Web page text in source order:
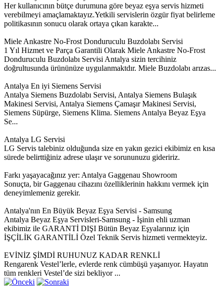
Her kullanıcının bütçe durumuna göre beyaz eşya servis hizmeti
verebilmeyi amaçlamaktayız.Yetkili servislerin özgür fiyat belirleme
politikasının sonucu olarak ortaya çıkan karakte...
Miele Ankastre No-Frost Donduruculu Buzdolabı Servisi
1 Yıl Hizmet ve Parça Garantili Olarak Miele Ankastre No-Frost
Donduruculu Buzdolabı Servisi Antalya sizin tercihiniz
doğrultusunda ürününüze uygulanmaktdır. Miele Buzdolabı arızas...
Antalya En iyi Siemens Servisi
Antalya Siemens Buzdolabı Servisi, Antalya Siemens Bulaşık
Makinesi Servisi, Antalya Siemens Çamaşır Makinesi Servisi,
Siemens Süpürge, Siemens Klima. Siemens Antalya Beyaz Eşya
Se...
Antalya LG Servisi
LG Servis talebiniz olduğunda size en yakın gezici ekibimiz en kısa
sürede belirttiğiniz adrese ulaşır ve sorununuzu gideririz.
Farkı yaşayacağınız yer: Antalya Gaggenau Showroom
Sonuçta, bir Gaggenau cihazını özelliklerinin hakkını vermek için
deneyimlemeniz gerekir.
Antalya'nın En Büyük Beyaz Eşya Servisi - Samsung
Antalya Beyaz Eşya Servisleri-Samsung - İşinin ehli uzman
ekibimiz ile GARANTİ DIŞI Bütün Beyaz Eşyalarınız için
İŞÇİLİK GARANTİLİ Özel Teknik Servis hizmeti vermekteyiz.
EVİNİZ ŞİMDİ RUHUNUZ KADAR RENKLİ
Rengarenk Vestel’lerle, evlerde renk cümbüşü yaşanıyor. Hayatın
tüm renkleri Vestel’de sizi bekliyor ...